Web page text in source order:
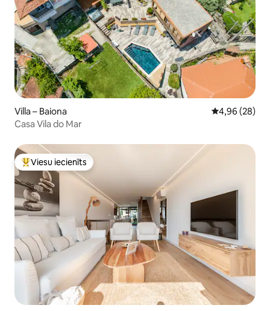
Villa – Baiona Vidējais
4,96 (28)
Casa Vila do Mar
Populārs viesu iecienīts mājoklis
Viesu iecienīts